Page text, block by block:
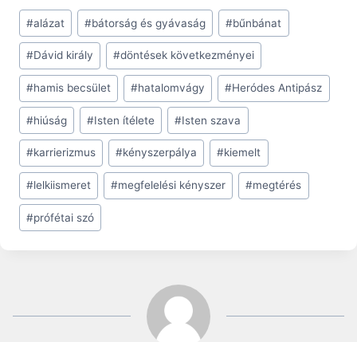
Post
Tags:
#alázat #bátorság és gyávaság #bűnbánat
#Dávid király #döntések következményei
#hamis becsület #hatalomvágy #Heródes Antipász
#hiúság #Isten ítélete #Isten szava
#karrierizmus #kényszerpálya #kiemelt
#lelkiismeret #megfelelési kényszer #megtérés
#prófétai szó